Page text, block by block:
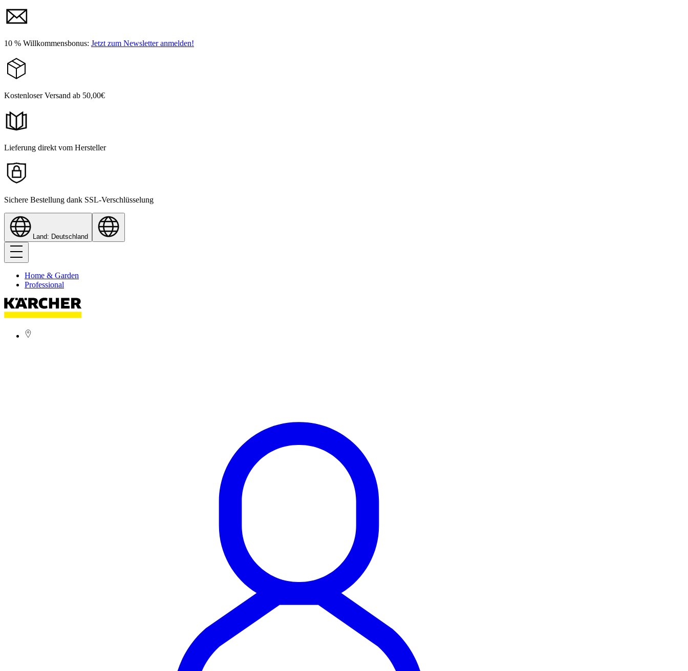
10 % Willkommensbonus: Jetzt zum Newsletter anmelden!
Kostenloser Versand ab 50,00€
Lieferung direkt vom Hersteller
Sichere Bestellung dank SSL-Verschlüsselung
Land: Deutschland
Home & Garden
Professional